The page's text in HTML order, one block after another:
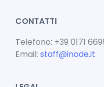
CONTATTI
Telefono: +39 0171
Email: staff@inode.it